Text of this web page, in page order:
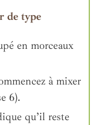
de type
en morceaux
à mixer
6).
qu’il reste